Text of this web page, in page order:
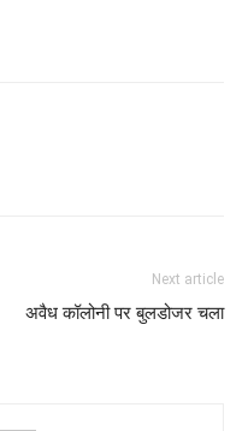
Next article
अवैध कॉलोनी पर बुलडोजर चला